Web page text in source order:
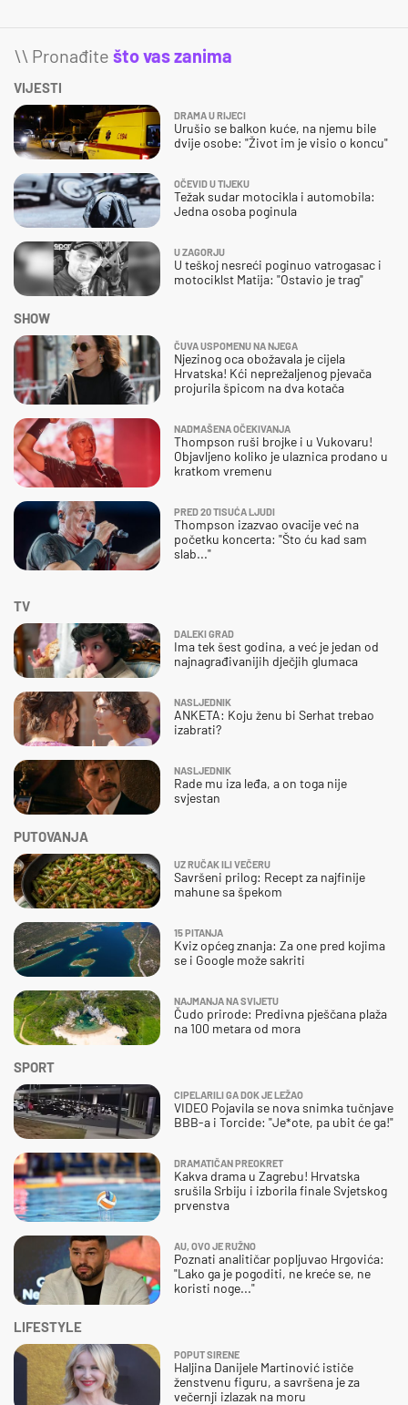
\\ Pronađite što vas zanima
VIJESTI
DRAMA U RIJECI
Urušio se balkon kuće, na njemu bile
dvije osobe: "Život im je visio o koncu"
OČEVID U TIJEKU
Težak sudar motocikla i automobila:
Jedna osoba poginula
U ZAGORJU
U teškoj nesreći poginuo vatrogasac i
motociklst Matija: "Ostavio je trag"
SHOW
ČUVA USPOMENU NA NJEGA
Njezinog oca obožavala je cijela
Hrvatska! Kći neprežaljenog pjevača
projurila špicom na dva kotača
NADMAŠENA OČEKIVANJA
Thompson ruši brojke i u Vukovaru!
Objavljeno koliko je ulaznica prodano u
kratkom vremenu
PRED 20 TISUĆA LJUDI
Thompson izazvao ovacije već na
početku koncerta: "Što ću kad sam
slab..."
SPORT
CIPELARILI GA DOK JE LEŽAO
VIDEO Pojavila se nova snimka tučnjave
BBB-a i Torcide: "Je*ote, pa ubit će ga!"
DRAMATIČAN PREOKRET
Kakva drama u Zagrebu! Hrvatska
srušila Srbiju i izborila finale Svjetskog
prvenstva
AU, OVO JE RUŽNO
Poznati analitičar popljuvao Hrgovića:
"Lako ga je pogoditi, ne kreće se, ne
koristi noge..."
TV
DALEKI GRAD
Ima tek šest godina, a već je jedan od
najnagrađivanijih dječjih glumaca
NASLJEDNIK
ANKETA: Koju ženu bi Serhat trebao
izabrati?
NASLJEDNIK
Rade mu iza leđa, a on toga nije
svjestan
PUTOVANJA
UZ RUČAK ILI VEČERU
Savršeni prilog: Recept za najfinije
mahune sa špekom
15 PITANJA
Kviz općeg znanja: Za one pred kojima
se i Google može sakriti
NAJMANJA NA SVIJETU
Čudo prirode: Predivna pješčana plaža
na 100 metara od mora
LIFESTYLE
POPUT SIRENE
Haljina Danijele Martinović ističe
ženstvenu figuru, a savršena je za
večernji izlazak na moru